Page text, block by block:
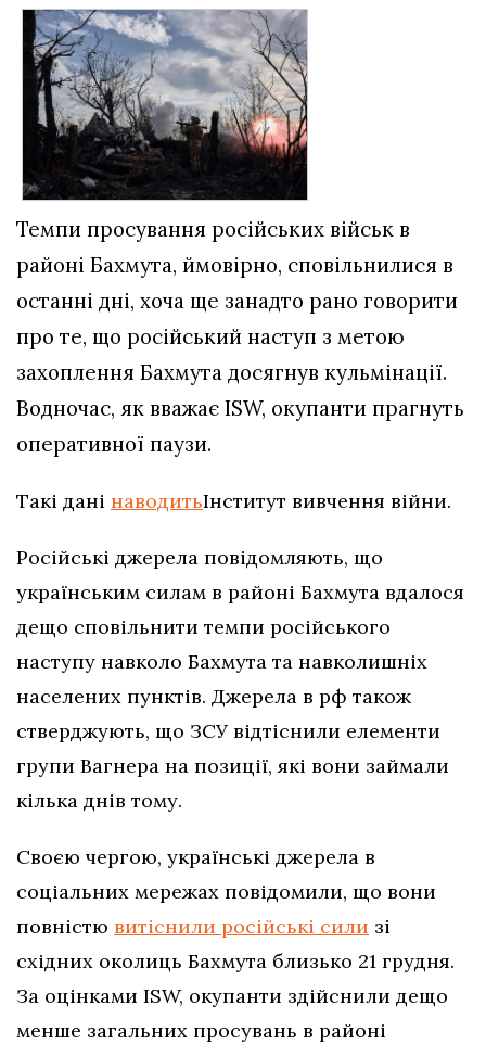
Темпи просування російських військ в
районі Бахмута, ймовірно, сповільнилися в
останні дні, хоча ще занадто рано говорити
про те, що російський наступ з метою
захоплення Бахмута досягнув кульмінації.
Водночас, як вважає ISW, окупанти прагнуть
оперативної паузи.
Такі дані наводитьІнститут вивчення війни.
Російські джерела повідомляють, що
українським силам в районі Бахмута вдалося
дещо сповільнити темпи російського
наступу навколо Бахмута та навколишніх
населених пунктів. Джерела в рф також
стверджують, що ЗСУ відтіснили елементи
групи Вагнера на позиції, які вони займали
кілька днів тому.
Своєю чергою, українські джерела в
соціальних мережах повідомили, що вони
повністю витіснили російські сили зі
східних околиць Бахмута близько 21 грудня.
За оцінками ISW, окупанти здійснили дещо
менше загальних просувань в районі